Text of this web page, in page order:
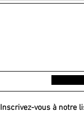
Inscrivez-vous à notre